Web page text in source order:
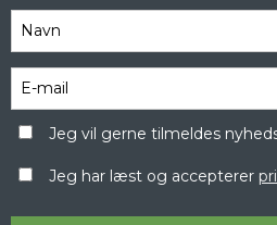
Jeg vil gerne tilmeldes
Jeg har læst og accepterer